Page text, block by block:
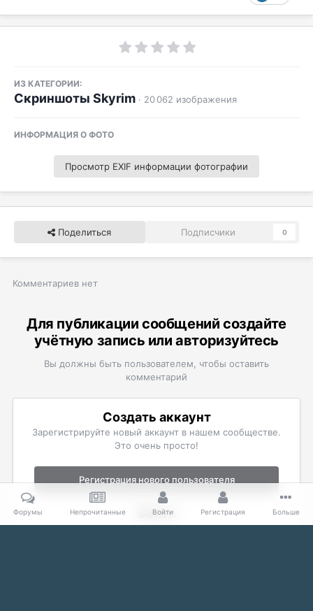
ИЗ КАТЕГОРИИ:
Скриншоты Skyrim · 20 062 изображения
ИНФОРМАЦИЯ О ФОТО
Просмотр EXIF информации фотографии
Поделиться Подписчики 0
Комментариев нет
Для публикации сообщений создайте
учётную запись или авторизуйтесь
Вы должны быть пользователем, чтобы оставить
комментарий
Создать аккаунт
Зарегистрируйте новый аккаунт в нашем сообществе.
Это очень просто!
Регистрация нового пользователя
Войти
Уже есть аккаунт? Войти в систему.
Форумы Непрочитанные Войти Регистрация Больше